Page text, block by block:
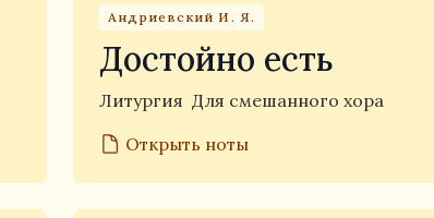
Андриевский И. Я.
Достойно есть
Литургия Для смешанного хора
Открыть ноты